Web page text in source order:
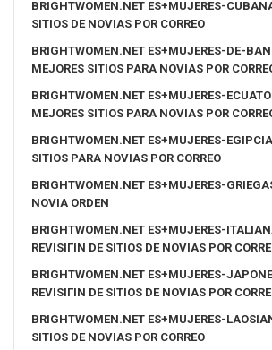
BRIGHTWOMEN.NET ES+MUJERES-
SITIOS DE NOVIAS POR CORREO
BRIGHTWOMEN.NET ES+MUJERES-DE-
MEJORES SITIOS PARA NOVIAS POR
BRIGHTWOMEN.NET ES+MUJERES-
MEJORES SITIOS PARA NOVIAS POR
BRIGHTWOMEN.NET ES+MUJERES-
SITIOS PARA NOVIAS POR CORREO
BRIGHTWOMEN.NET ES+MUJERES-
NOVIA ORDEN
BRIGHTWOMEN.NET ES+MUJERES-
REVISIГІN DE SITIOS DE NOVIAS POR
BRIGHTWOMEN.NET ES+MUJERES-
REVISIГІN DE SITIOS DE NOVIAS POR
BRIGHTWOMEN.NET ES+MUJERES-
SITIOS DE NOVIAS POR CORREO